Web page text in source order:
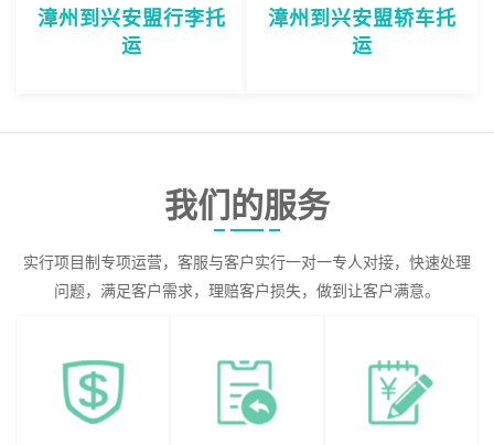
漳州到兴安盟行李托
运
漳州到兴安盟轿车托
运
我们的服务
实行项目制专项运营，客服与客户实行一对一专人对接，快速处理
问题，满足客户需求，理赔客户损失，做到让客户满意。